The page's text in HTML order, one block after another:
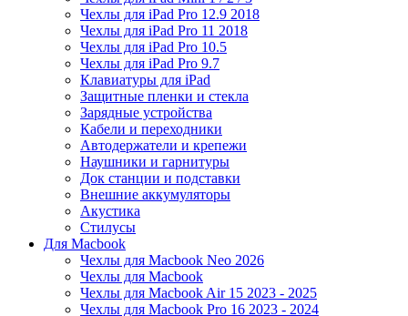
Чехлы для iPad Pro 12.9 2018
Чехлы для iPad Pro 11 2018
Чехлы для iPad Pro 10.5
Чехлы для iPad Pro 9.7
Клавиатуры для iPad
Защитные пленки и стекла
Зарядные устройства
Кабели и переходники
Автодержатели и крепежи
Наушники и гарнитуры
Док станции и подставки
Внешние аккумуляторы
Акустика
Стилусы
Для Macbook
Чехлы для Macbook Neo 2026
Чехлы для Macbook
Чехлы для Macbook Air 15 2023 - 2025
Чехлы для Macbook Pro 16 2023 - 2024